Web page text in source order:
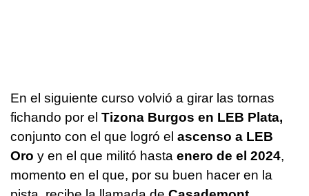
En el siguiente curso volvió a girar las tornas
fichando por el Tizona Burgos en LEB Plata,
conjunto con el que logró el ascenso a LEB
Oro y en el que militó hasta enero de el 2024,
momento en el que, por su buen hacer en la